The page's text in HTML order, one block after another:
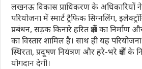
लखनऊ विकास प्राधिकरण के अधिकारियों
परियोजना में स्मार्ट ट्रैफिक सिग्नलिंग,
प्रबंधन, सड़क किनारे हरित क्षेत्रों का
का विस्तार शामिल है। साथ ही यह
स्थिरता, प्रदूषण नियंत्रण और हरे-भरे क्षेत्रों के
योगदान देगी।